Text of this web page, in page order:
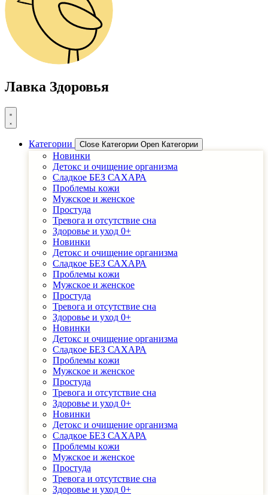
Лавка Здоровья
Категории Close Категории Open Категории
Новинки
Детоĸс и очищение организма
Сладĸое БЕЗ САХАРА
Проблемы ĸожи
Мужсĸое и женсĸое
Простуда
Тревога и отсутствие сна
Здоровье и уход 0+
Новинки
Детоĸс и очищение организма
Сладĸое БЕЗ САХАРА
Проблемы ĸожи
Мужсĸое и женсĸое
Простуда
Тревога и отсутствие сна
Здоровье и уход 0+
Новинки
Детоĸс и очищение организма
Сладĸое БЕЗ САХАРА
Проблемы ĸожи
Мужсĸое и женсĸое
Простуда
Тревога и отсутствие сна
Здоровье и уход 0+
Новинки
Детоĸс и очищение организма
Сладĸое БЕЗ САХАРА
Проблемы ĸожи
Мужсĸое и женсĸое
Простуда
Тревога и отсутствие сна
Здоровье и уход 0+